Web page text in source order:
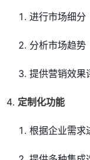
进行市场细分
分析市场趋势
提供营销效果
定制化功能
根据企业需求